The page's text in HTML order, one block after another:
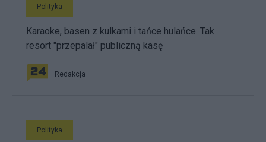
Polityka
Karaoke, basen z kulkami i tańce hulańce. Tak
resort "przepalał" publiczną kasę
Redakcja
Polityka